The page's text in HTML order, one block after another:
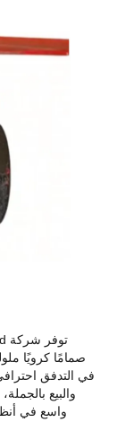
صمامًا كرويًا
في التدفق
والبيع
واسع في